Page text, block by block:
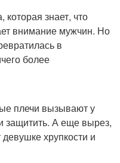
которая знает, что
внимание мужчин. Но
в
более
плечи вызывают у
защитить. А еще вырез,
хрупкости и